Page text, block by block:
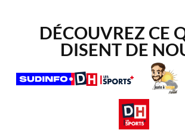
DÉCOUVREZ CE
DISENT DE